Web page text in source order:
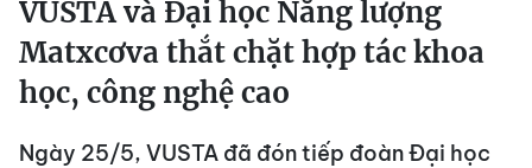
VUSTA và Đại học Năng lượng
Matxcơva thắt chặt hợp tác khoa
học, công nghệ cao
Ngày 25/5, VUSTA đã đón tiếp đoàn Đại học